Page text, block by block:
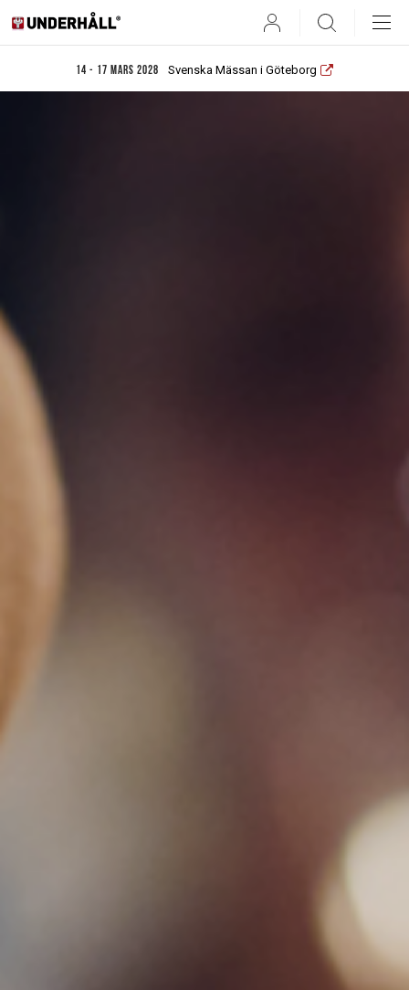
14 - 17 mars 2028 Svenska Mässan i Göteborg
User Search